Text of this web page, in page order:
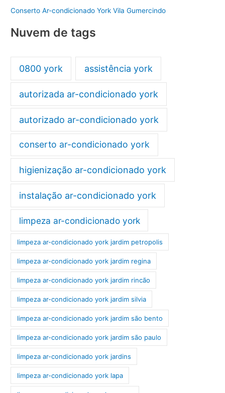
Conserto Ar-condicionado York Vila Gumercindo
Nuvem de tags
0800 york assistência york
autorizada ar-condicionado york
autorizado ar-condicionado york
conserto ar-condicionado york
higienização ar-condicionado york
instalação ar-condicionado york
limpeza ar-condicionado york
limpeza ar-condicionado york jardim petropolis
limpeza ar-condicionado york jardim regina
limpeza ar-condicionado york jardim rincão
limpeza ar-condicionado york jardim silvia
limpeza ar-condicionado york jardim são bento
limpeza ar-condicionado york jardim são paulo
limpeza ar-condicionado york jardins
limpeza ar-condicionado york lapa